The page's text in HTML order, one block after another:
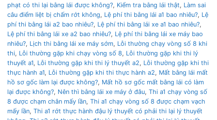
phạt có thi lại bằng lái được không?, Kiểm tra bằng lái thật, Làm sai
câu điểm liệt bị chấm rớt không, Lệ phí thi bằng lái a1 bao nhiêu?, Lệ
phí thi bằng lái a2 bao nhiêu?, Lệ phí thi bằng lái xe a1 bao nhiêu?,
Lệ phí thi bằng lái xe a2 bao nhiêu?, Lệ phí thi bằng lái xe máy bao
nhiêu?, Lịch thi bằng lái xe máy sớm, Lỗi thường chạy vòng số 8 khi
thi, Lỗi thường gặp khi chạy vòng số 8, Lỗi thường gặp khi thi lý
thuyết a1, Lỗi thường gặp khi thi lý thuyết a2, Lỗi thường gặp khi thi
thực hành a1, Lỗi thường gặp khi thi thực hành a2, Mất bằng lái mất
hồ sơ gốc làm lại được không?, Mất hồ sơ gốc mất bằng lái có làm
lại được không?, Nên thì bằng lái xe máy ở đâu, Thi a1 chạy vòng số
8 được chạm chân mấy lần, Thi a1 chạy vòng số 8 được chạm vạch
mấy lần, Thi a1 rớt thực hành đậu lý thuyết có phải thi lại lý thuyết